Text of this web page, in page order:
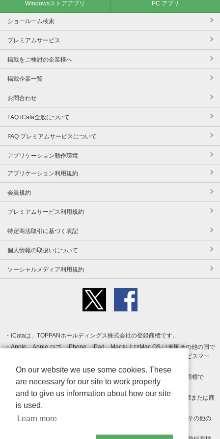
Windowsストアアプリ PC アプリ
ショールーム検索
プレミアムサービス
掲載をご検討の企業様へ
掲載企業一覧
お問合わせ
FAQ iCata全般について
FAQ プレミアムサービスについて
アプリケーション動作環境
アプリケーション利用規約
会員規約
プレミアムサービス利用規約
特定商法取引に基づく表記
個人情報の取扱いについて
ソーシャルメディア利用規約
iCataは、TOPPANホールディングス株式会社の登録商標です。
Apple、Apple ロゴ、iPhone、iPad、MacおよびMac OS は米国その他の国で
登録された Apple Inc. の商標です。App Store は Apple Inc. のサービスマー
クです。
Android、Google Play および Google Play ロゴ は Google LLC の商標で
す。
Windows は Microsoft Inc.の米国およびその他の国における登録商標または商
標です。
Adobe、Adobe Reader、Adobe PDF は、Adobe Inc.の米国およびその他の
On our website we use some cookies. These
are necessary for our site to work properly
and to give us information about how our site
is used.
Learn more